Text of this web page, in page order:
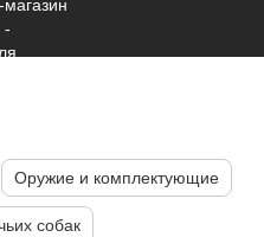
Оружие и комплектующие
собак